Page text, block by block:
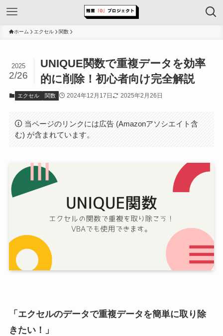
ホーム エクセル 関数
UNIQUE関数で重複データを効率
的に削除！初心者向け完全解説
2025
2/26
エクセル 関数 2024年12月17日 2025年2月26日
当ページのリンクには広告 (Amazonアソシエイト含
む) が含まれています。
「エクセルのデータで重複データを簡単に取り除
きたい！」